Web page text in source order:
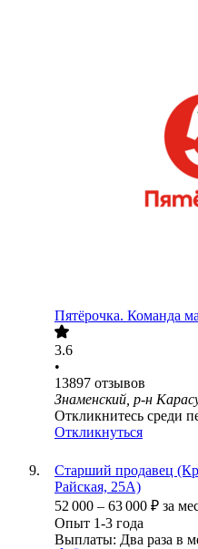
Пятёрочка. Команда
3.6
•
13897 отзывов
Знаменский, р-н
Откликнитесь среди
Откликнуться
Старший продавец
Райская, 25А)
52 000 – 63 000 ₽ за
Опыт 1-3 года
Выплаты: Два раза в